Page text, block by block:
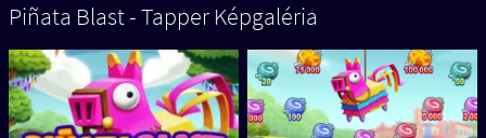
Piñata Blast - Tapper Képgaléria